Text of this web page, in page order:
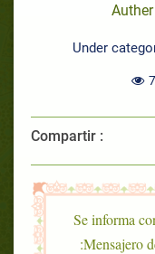
Under
Compartir :
Se informa
Mensajero